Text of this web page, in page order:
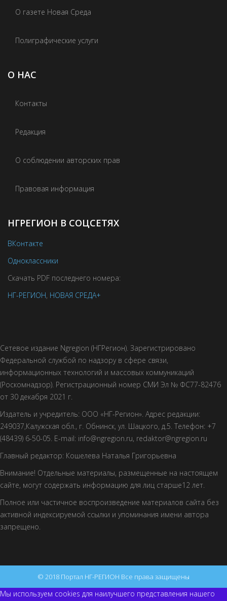
О газете Новая Среда
Полиграфические услуги
О НАС
Контакты
Редакция
О соблюдении авторских прав
Правовая информация
НГРЕГИОН В СОЦСЕТЯХ
ВКонтакте
Одноклассники
Скачать PDF последнего номера:
НГ-РЕГИОН, НОВАЯ СРЕДА+
Сетевое издание Ngregion (НГРегион). Зарегистрировано
Федеральной службой по надзору в сфере связи,
информационных технологий и массовых коммуникаций
(Роскомнадзор). Регистрационный номер СМИ Эл № ФС77-82476
от 30 декабря 2021 г.
Издатель и учредитель: ООО «НГ-Регион». Адрес редакции:
249037,Калужская обл., г. Обнинск, ул. Шацкого, д.5. Телефон: +7
(48439) 6-50-05. E-mail: info@ngregion.ru, redaktor@ngregion.ru
Главный редактор: Кошелева Наталья Григорьевна
Внимание! Отдельные материалы, размещенные на настоящем
сайте, могут содержать информацию для лиц старше12 лет.
Полное или частичное воспроизведение материалов сайта без
активной индексируемой ссылки и упоминания имени автора
запрещено.
© 2018 Портал НГ-РЕГИОН Все права защищены
Мы используем cookies для наилучшего представления нашего